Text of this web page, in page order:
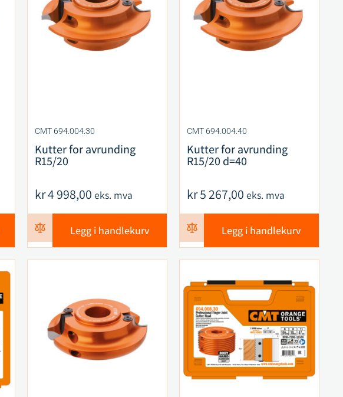
CMT 694.004.30
Kutter for avrunding
R15/20
kr4 998,00 eks. mva
Legg i handlekurv
CMT 694.004.40
Kutter for avrunding
R15/20 d=40
kr5 267,00 eks. mva
Legg i handlekurv